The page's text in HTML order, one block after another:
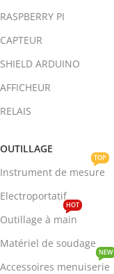
RASPBERRY PI
CAPTEUR
SHIELD ARDUINO
AFFICHEUR
RELAIS
OUTILLAGE
Instrument de mesure
TOP
Electroportatif
Outillage à main
HOT
Matériel de soudage
Accessoires menuiserie
NEW